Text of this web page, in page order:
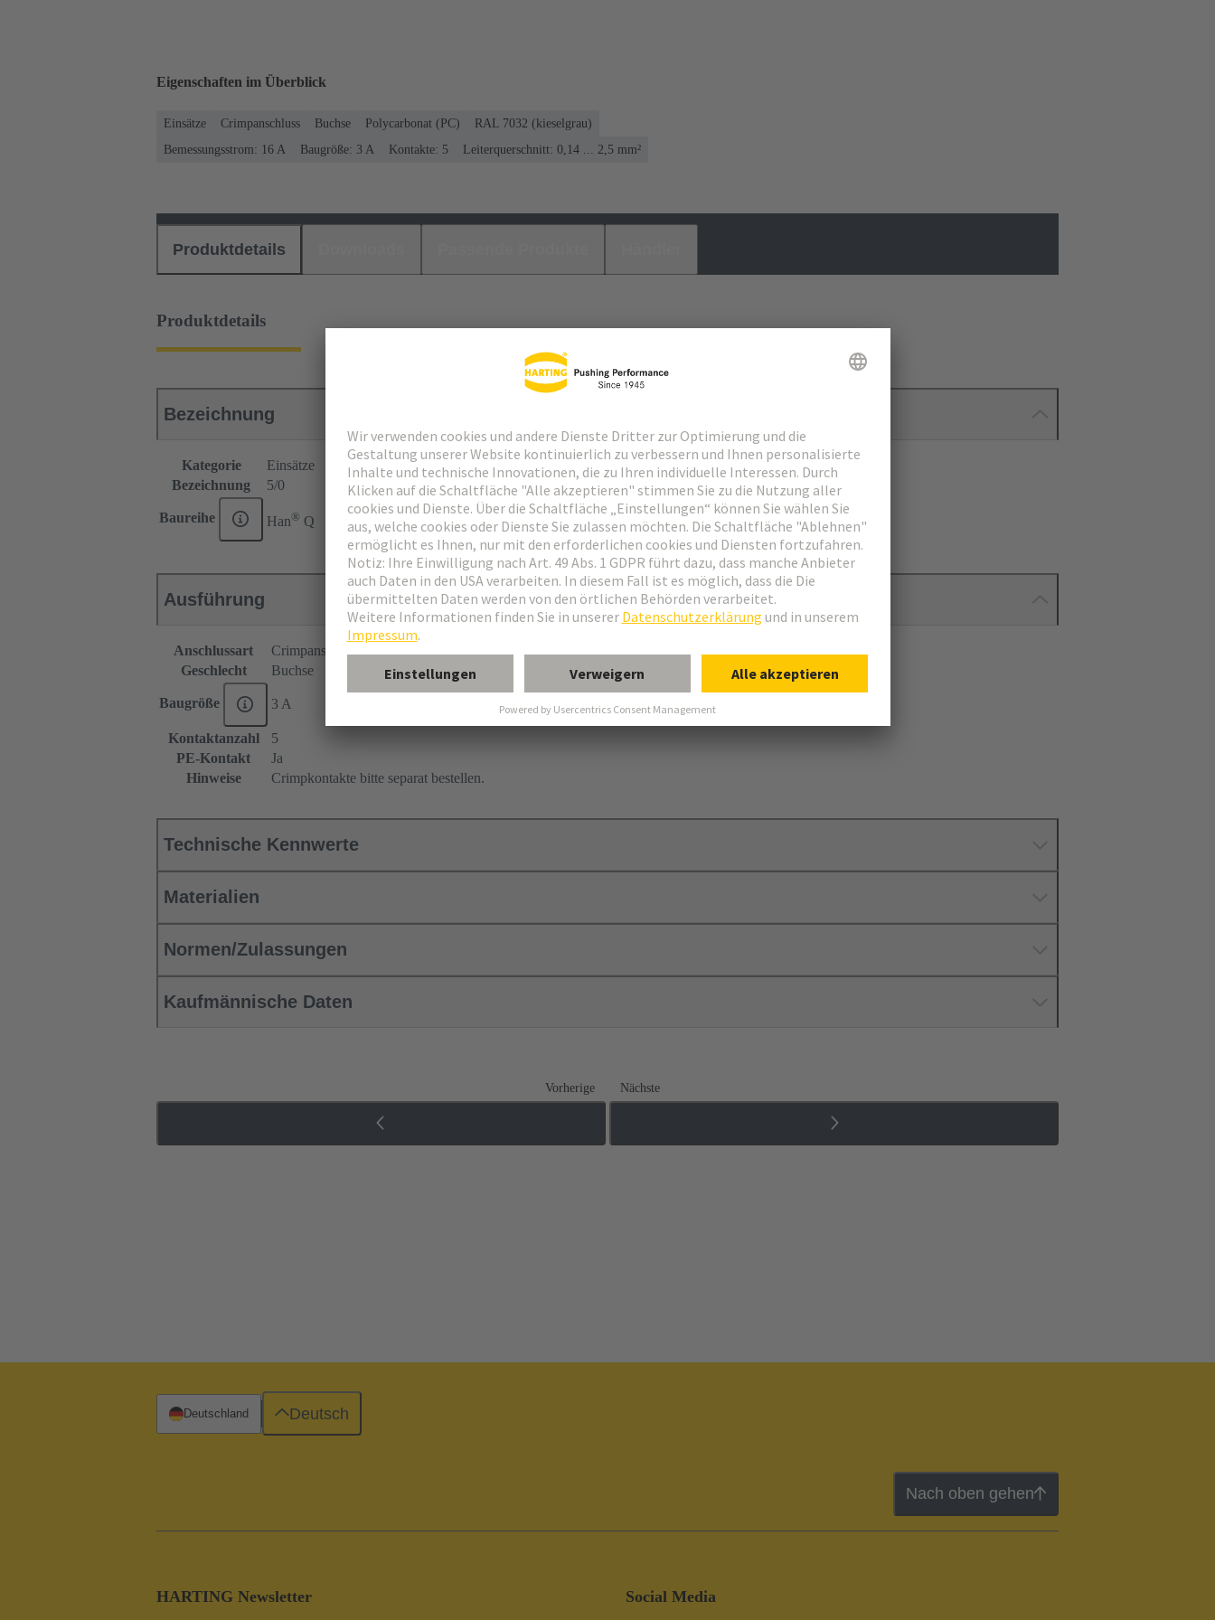
Eigenschaften im Überblick
Einsätze Crimpanschluss Buchse Polycarbonat (PC)
RAL 7032 (kieselgrau)
Bemessungsstrom: ‌16 A
Baugröße: 3 A Kontakte: 5 Leiterquerschnitt: 0,14 ... 2,5 mm²
Produktdetails
Produktdetails
Bezeichnung
Kategorie
Einsätze
Bezeichnung
5/0
Baureihe Han® Q
Ausführung
Anschlussart
Crimpanschluss
Geschlecht
Buchse
Baugröße 3 A
Kontaktanzahl
5
PE-Kontakt
Ja
Hinweise
Crimpkontakte bitte separat bestellen.
Technische Kennwerte
Materialien
Normen/Zulassungen
Kaufmännische Daten
Vorherige Nächste
Nach oben gehen
HARTING Newsletter Social Media
Deutschland Deutsch